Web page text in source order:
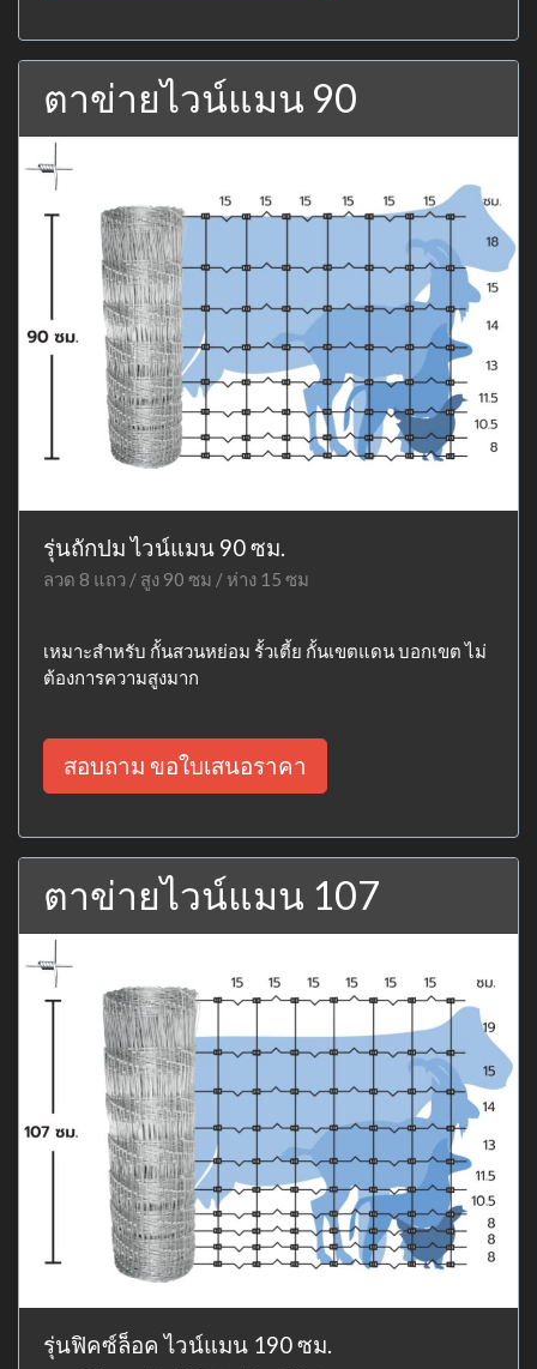
ตาข่ายไวน์แมน 90
รุ่นถักปม ไวน์แมน 90 ซม.
ลวด 8 แถว / สูง 90 ซม / ห่าง 15 ซม
เหมาะสำหรับ กั้นสวนหย่อม รั้วเตี้ย กั้นเขตแดน บอกเขต ไม่
ต้องการความสูงมาก
สอบถาม ขอใบเสนอราคา
ตาข่ายไวน์แมน 107
รุ่นฟิคซ์ล็อค ไวน์แมน 190 ซม.